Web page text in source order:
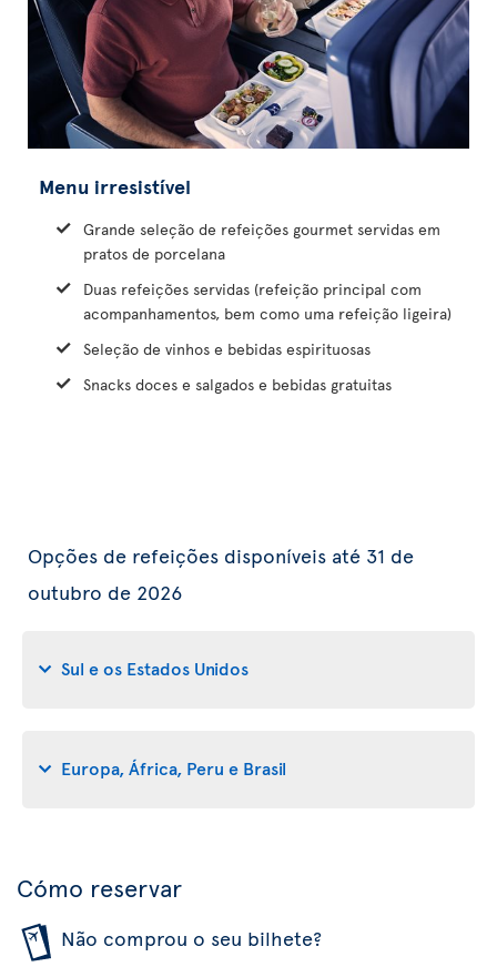
Menu irresistível
Grande seleção de refeições gourmet servidas em
pratos de porcelana
Duas refeições servidas (refeição principal com
acompanhamentos, bem como uma refeição ligeira)
Seleção de vinhos e bebidas espirituosas
Snacks doces e salgados e bebidas gratuitas
Opções de refeições disponíveis até 31 de
outubro de 2026
Sul e os Estados Unidos
Europa, África, Peru e Brasil
Cómo reservar
Não comprou o seu bilhete?